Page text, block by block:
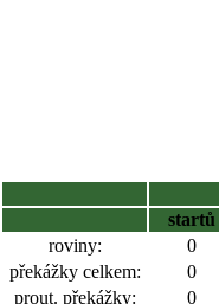
startů
roviny:
0
překážky celkem:
0
prout. překážky:
0